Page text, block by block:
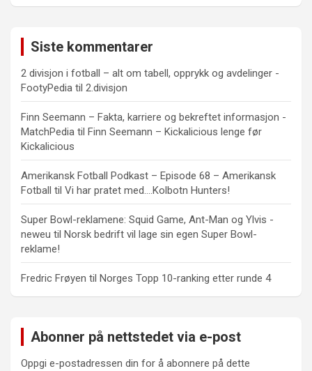
Siste kommentarer
2 divisjon i fotball – alt om tabell, opprykk og avdelinger -
FootyPedia til 2.divisjon
Finn Seemann – Fakta, karriere og bekreftet informasjon -
MatchPedia til Finn Seemann – Kickalicious lenge før
Kickalicious
Amerikansk Fotball Podkast – Episode 68 – Amerikansk
Fotball til Vi har pratet med….Kolbotn Hunters!
Super Bowl-reklamene: Squid Game, Ant-Man og Ylvis -
neweu til Norsk bedrift vil lage sin egen Super Bowl-
reklame!
Fredric Frøyen til Norges Topp 10-ranking etter runde 4
Abonner på nettstedet via e-post
Oppgi e-postadressen din for å abonnere på dette